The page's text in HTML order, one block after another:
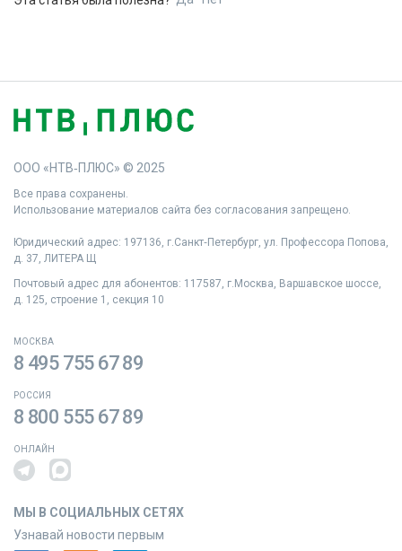
ООО «НТВ‑ПЛЮС» © 2025
Все права сохранены.
Использование материалов сайта без согласования запрещено.
Юридический адрес: 197136, г.Санкт‑Петербург, ул. Профессора Попова,
д. 37, ЛИТЕРА Щ
Почтовый адрес для абонентов: 117587, г.Москва, Варшавское шоссе,
д. 125, строение 1, секция 10
МОСКВА
8 495 755 67 89
РОССИЯ
8 800 555 67 89
ОНЛАЙН
МЫ В СОЦИАЛЬНЫХ СЕТЯХ
Узнавай новости первым